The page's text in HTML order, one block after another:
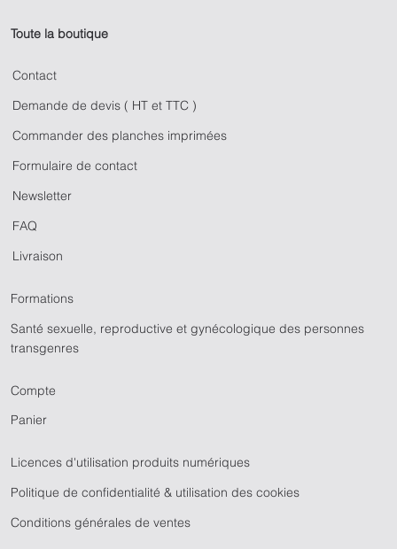
Toute la boutique
Contact
Demande de devis ( HT et TTC )
Commander des planches imprimées
Formulaire de contact
Newsletter
FAQ
Livraison
Formations
Santé sexuelle, reproductive et gynécologique des personnes
transgenres
Compte
Panier
Licences d'utilisation produits numériques
Politique de confidentialité & utilisation des cookies
Conditions générales de ventes